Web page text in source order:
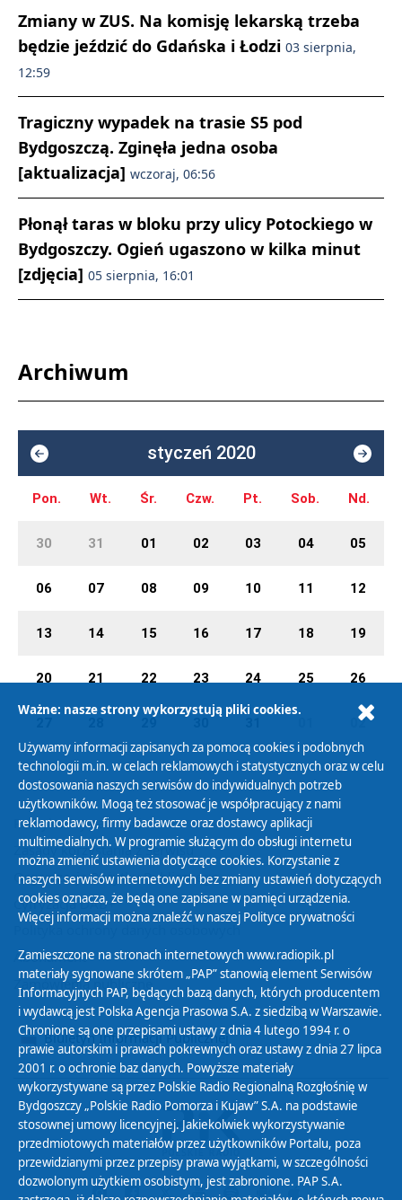
Zmiany w ZUS. Na komisję lekarską trzeba
będzie jeździć do Gdańska i Łodzi 03 sierpnia,
12:59
Tragiczny wypadek na trasie S5 pod
Bydgoszczą. Zginęła jedna osoba
[aktualizacja] wczoraj, 06:56
Płonął taras w bloku przy ulicy Potockiego w
Bydgoszczy. Ogień ugaszono w kilka minut
[zdjęcia] 05 sierpnia, 16:01
Archiwum
styczeń 2020
Pon. Wt. Śr. Czw. Pt. Sob. Nd.
30 31 01 02 03 04 05
06 07 08 09 10 11 12
13 14 15 16 17 18 19
20 21 22 23 24 25 26
02
Polityka Prywatności
Zasady korzystania z Serwisu
Organizacje Pożytku Publicznego
Cyfryzacja DAB+
Polityka ochrony danych osobowych
Abonament
Zamówienia publiczne
Biuletyn Informacji Publicznej
Ważne: nasze strony wykorzystują pliki cookies.
Używamy informacji zapisanych za pomocą cookies i podobnych
technologii m.in. w celach reklamowych i statystycznych oraz w celu
dostosowania naszych serwisów do indywidualnych potrzeb
użytkowników. Mogą też stosować je współpracujący z nami
reklamodawcy, firmy badawcze oraz dostawcy aplikacji
multimedialnych. W programie służącym do obsługi internetu
można zmienić ustawienia dotyczące cookies. Korzystanie z
naszych serwisów internetowych bez zmiany ustawień dotyczących
cookies oznacza, że będą one zapisane w pamięci urządzenia.
Więcej informacji można znaleźć w naszej Polityce prywatności
Zamieszczone na stronach internetowych www.radiopik.pl
materiały sygnowane skrótem „PAP” stanowią element Serwisów
Informacyjnych PAP, będących bazą danych, których producentem
i wydawcą jest Polska Agencja Prasowa S.A. z siedzibą w Warszawie.
Chronione są one przepisami ustawy z dnia 4 lutego 1994 r. o
prawie autorskim i prawach pokrewnych oraz ustawy z dnia 27 lipca
2001 r. o ochronie baz danych. Powyższe materiały
wykorzystywane są przez Polskie Radio Regionalną Rozgłośnię w
Bydgoszczy „Polskie Radio Pomorza i Kujaw” S.A. na podstawie
stosownej umowy licencyjnej. Jakiekolwiek wykorzystywanie
przedmiotowych materiałów przez użytkowników Portalu, poza
przewidzianymi przez przepisy prawa wyjątkami, w szczególności
dozwolonym użytkiem osobistym, jest zabronione. PAP S.A.